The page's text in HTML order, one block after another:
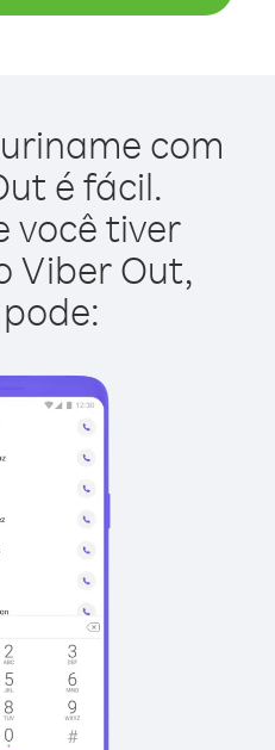
com
é fácil.
você tiver
Viber Out,